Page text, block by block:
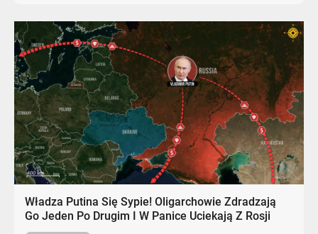
Władza Putina Się Sypie! Oligarchowie Zdradzają
Go Jeden Po Drugim I W Panice Uciekają Z Rosji